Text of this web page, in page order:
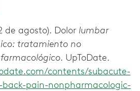
de agosto). Dolor lumbar
tratamiento no
. UpToDate.
contents/subacute-
pain-nonpharmacologic-